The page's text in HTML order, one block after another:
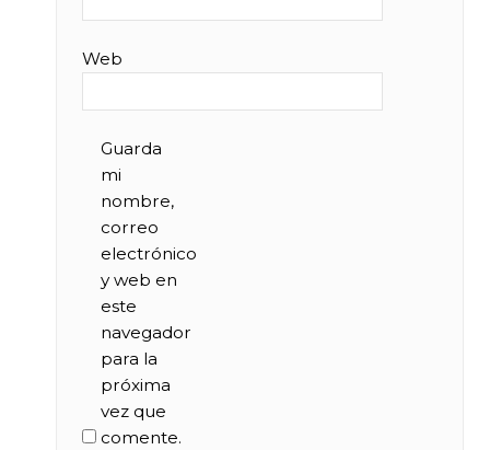
Web
Guarda
mi
nombre,
correo
electrónico
y web en
este
navegador
para la
próxima
vez que
comente.